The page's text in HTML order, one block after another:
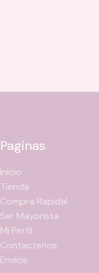
Paginas
Inicio
Tienda
Compra Rapida!
Ser Mayorista
Mi Perfil
Contactenos
Envios